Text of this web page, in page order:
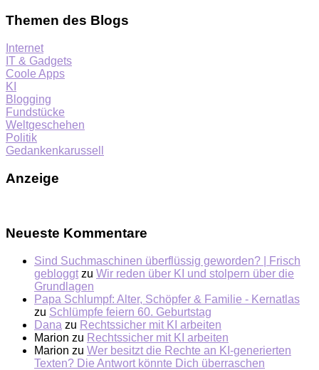
Themen des Blogs
Internet
IT & Gadgets
Coole Apps
KI
Blogging
Fundstücke
Weltgeschehen
Politik
Gedankenkarussell
Anzeige
Neueste Kommentare
Sind Suchmaschinen überflüssig geworden? | Frisch
gebloggt zu Wir reden über KI und stolpern über die
Grundlagen
Papa Schlumpf: Alter, Schöpfer & Familie - Kernatlas
zu Schlümpfe feiern 60. Geburtstag
Dana zu Rechtssicher mit KI arbeiten
Marion zu Rechtssicher mit KI arbeiten
Marion zu Wer besitzt die Rechte an KI-generierten
Texten? Die Antwort könnte Dich überraschen